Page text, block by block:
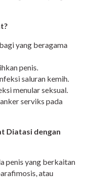
yang beragama
penis.
saluran kemih.
menular seksual.
serviks pada
Diatasi dengan
penis yang berkaitan
atau